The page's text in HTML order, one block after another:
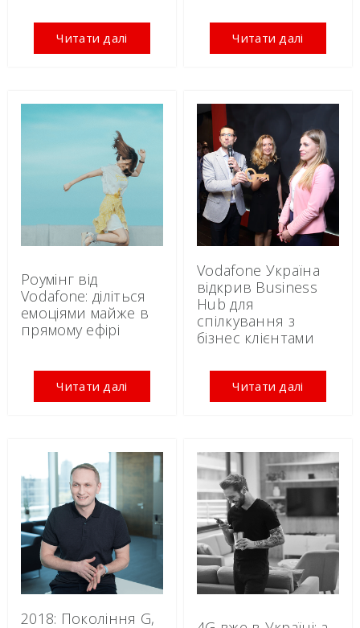
Читати далі Читати далі
Роумінг від
Vodafone: діліться
емоціями майже в
прямому ефірі
Читати далі
Vodafone Україна
відкрив Business
Hub для
спілкування з
бізнес клієнтами
Читати далі
2018: Покоління G,